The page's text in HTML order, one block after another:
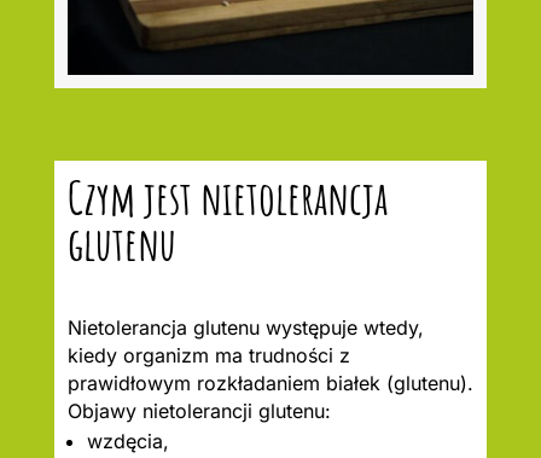
Czym jest nietolerancja
glutenu
Nietolerancja glutenu występuje wtedy,
kiedy organizm ma trudności z
prawidłowym rozkładaniem białek (glutenu).
Objawy nietolerancji glutenu:
wzdęcia,